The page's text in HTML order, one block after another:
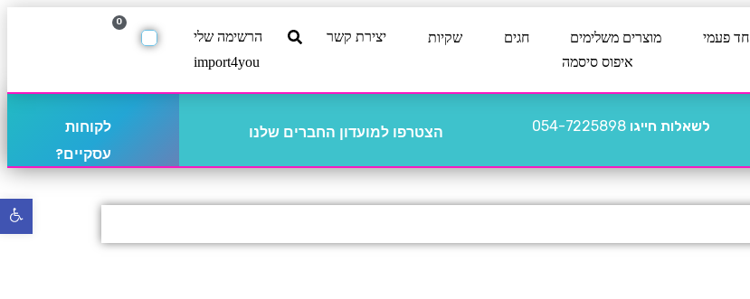
חד פעמי מוצרים משלימים חגים שקיות יצירת קשר
הרשימה שלי
איפוס סיסמה import4you
0
לשאלות חייגו 054-7225898 הצטרפו למועדון החברים שלנו
לקוחות
עסקיים?
פתח